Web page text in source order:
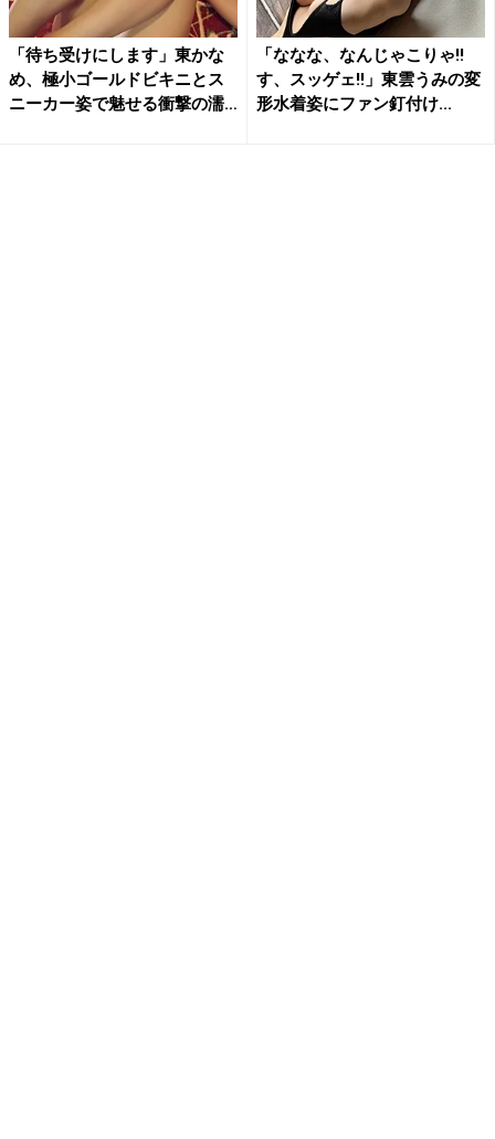
「待ち受けにします」東かな
め、極小ゴールドビキニとス
ニーカー姿で魅せる衝撃の濡
「ななな、なんじゃこりゃ!!
す、スッゲェ!!」東雲うみの変
形水着姿にファン釘付け...